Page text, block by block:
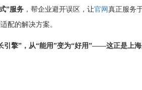
”服务 ，帮企业避开误区，让官网 真正服务
配的解决方案。
引擎”，从“能用”变为“好用”——这正是上海